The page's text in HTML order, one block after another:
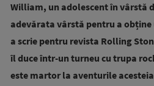
William, un adolescent în vârstă
adevărata vârstă pentru a obține
a scrie pentru revista Rolling
îl duce într-un turneu cu trupa
este martor la aventurile